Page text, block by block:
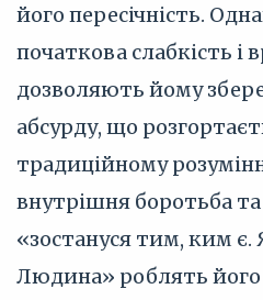
його пересічність.
початкова слабкість і
дозволяють йому
абсурду, що
традиційному
внутрішня боротьба
«зостануся тим, ким
Людина» роблять